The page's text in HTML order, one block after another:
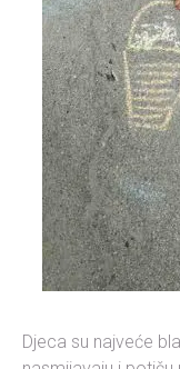
Djeca su najveće